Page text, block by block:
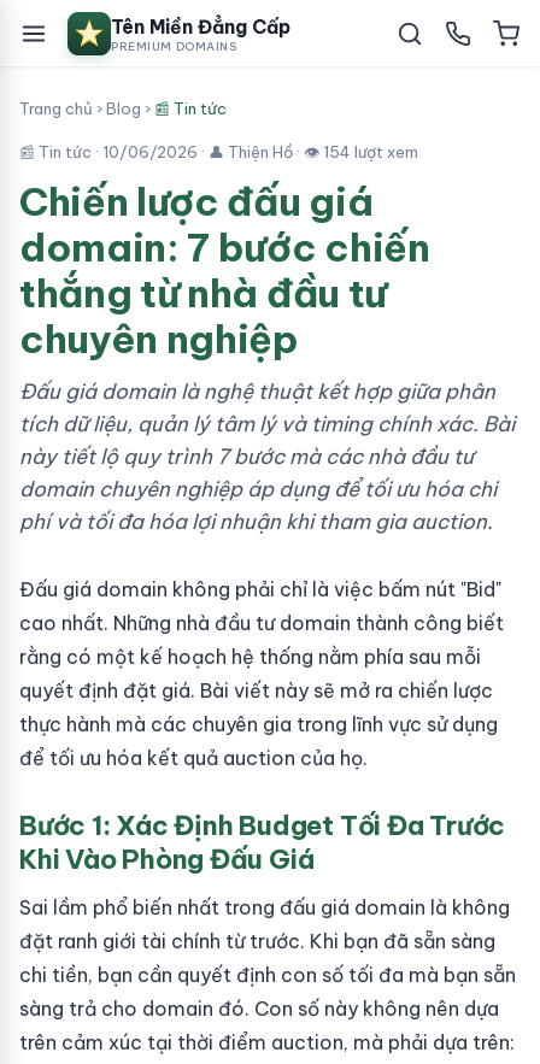
Tên Miền Đẳng Cấp
PREMIUM DOMAINS
Trang chủ ›Blog › 📰 Tin tức
📰 Tin tức · 10/06/2026 · 👤 Thiện Hồ · 👁 154 lượt xem
Chiến lược đấu giá
domain: 7 bước chiến
thắng từ nhà đầu tư
chuyên nghiệp
Đấu giá domain là nghệ thuật kết hợp giữa phân
tích dữ liệu, quản lý tâm lý và timing chính xác. Bài
này tiết lộ quy trình 7 bước mà các nhà đầu tư
domain chuyên nghiệp áp dụng để tối ưu hóa chi
phí và tối đa hóa lợi nhuận khi tham gia auction.
Đấu giá domain không phải chỉ là việc bấm nút "Bid"
cao nhất. Những nhà đầu tư domain thành công biết
rằng có một kế hoạch hệ thống nằm phía sau mỗi
quyết định đặt giá. Bài viết này sẽ mở ra chiến lược
thực hành mà các chuyên gia trong lĩnh vực sử dụng
để tối ưu hóa kết quả auction của họ.
Bước 1: Xác Định Budget Tối Đa Trước
Khi Vào Phòng Đấu Giá
Sai lầm phổ biến nhất trong đấu giá domain là không
đặt ranh giới tài chính từ trước. Khi bạn đã sẵn sàng
chi tiền, bạn cần quyết định con số tối đa mà bạn sẵn
sàng trả cho domain đó. Con số này không nên dựa
trên cảm xúc tại thời điểm auction, mà phải dựa trên: